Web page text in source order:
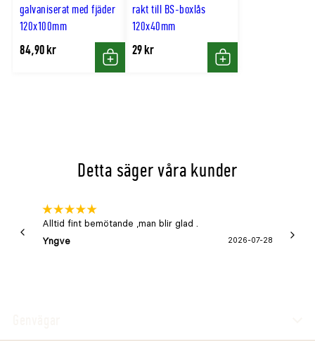
galvaniserat med fjäder
120x100mm
84,90 kr
Köp
rakt till BS-boxlås
120x40mm
29 kr
Köp
Detta säger våra kunder
Alltid fint bemötande ,man blir glad .
Yngve
2026-07-28